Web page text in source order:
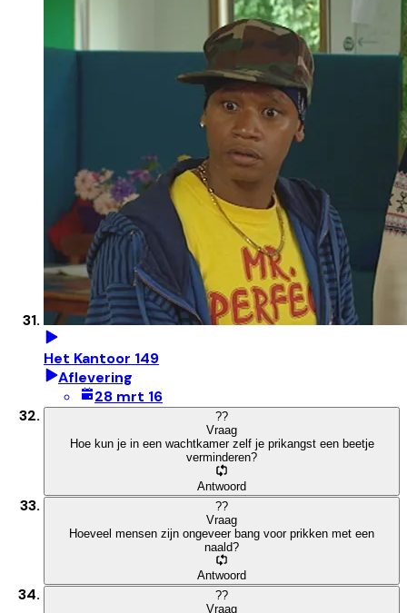
Het Kantoor 149
Aflevering
28 mrt 16
??
Vraag
Hoe kun je in een wachtkamer zelf je prikangst een beetje
verminderen?
Antwoord
??
Vraag
Hoeveel mensen zijn ongeveer bang voor prikken met een
naald?
Antwoord
??
Vraag